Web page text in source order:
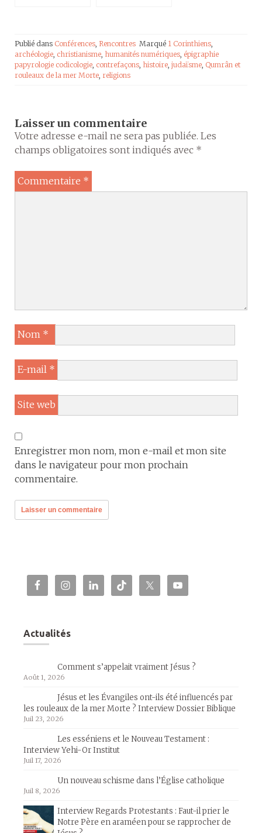
Publié dans Conférences, Rencontres Marqué 1 Corinthiens,
archéologie, christianisme, humanités numériques, épigraphie
papyrologie codicologie, contrefaçons, histoire, judaïsme, Qumrân et
rouleaux de la mer Morte, religions
Laisser un commentaire
Votre adresse e-mail ne sera pas publiée. Les
champs obligatoires sont indiqués avec *
Commentaire *
Nom *
E-mail *
Site web
Enregistrer mon nom, mon e-mail et mon site
dans le navigateur pour mon prochain
commentaire.
Actualités
Comment s’appelait vraiment Jésus ?
Août 1, 2026
Jésus et les Évangiles ont-ils été influencés par
les rouleaux de la mer Morte ? Interview Dossier Biblique
Juil 23, 2026
Les esséniens et le Nouveau Testament :
Interview Yehi-Or Institut
Juil 17, 2026
Un nouveau schisme dans l’Église catholique
Juil 8, 2026
Interview Regards Protestants : Faut-il prier le
Notre Père en araméen pour se rapprocher de